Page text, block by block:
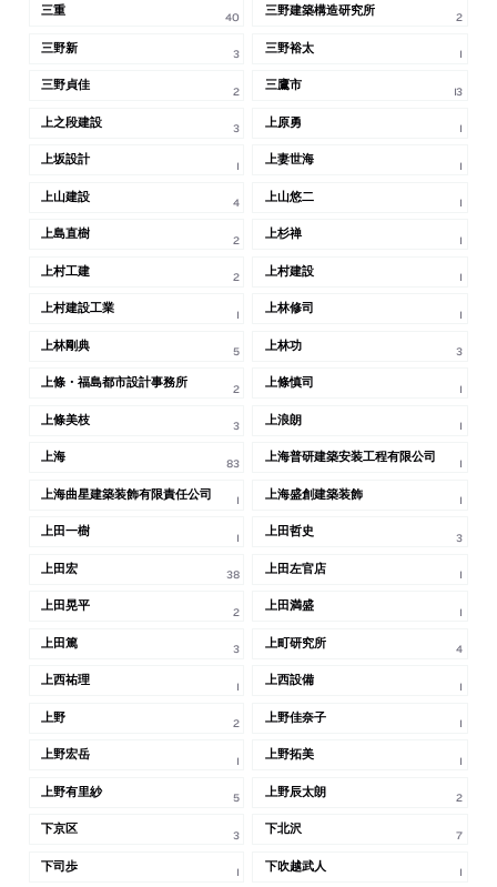
三重 40 三野建築構造研究所 2
三野新 3 三野裕太 1
三野貞佳 2 三鷹市 13
上之段建設 3 上原勇 1
上坂設計 1 上妻世海 1
上山建設 4 上山悠二 1
上島直樹 2 上杉禅 1
上村工建 2 上村建設 1
上村建設⼯業 1 上林修司 1
上林剛典 5 上林功 3
上條・福島都市設計事務所 2 上條慎司 1
上條美枝 3 上浪朗 1
上海 83 上海普研建築安装工程有限公司 1
上海曲星建築装飾有限責任公司 1 上海盛創建築装飾 1
上田一樹 1 上田哲史 3
上田宏 38 上田左官店 1
上田晃平 2 上田満盛 1
上田篤 3 上町研究所 4
上西祐理 1 上西設備 1
上野 2 上野佳奈子 1
上野宏岳 1 上野拓美 1
上野有里紗 5 上野辰太朗 2
下京区 3 下北沢 7
下司歩 1 下吹越武人 1